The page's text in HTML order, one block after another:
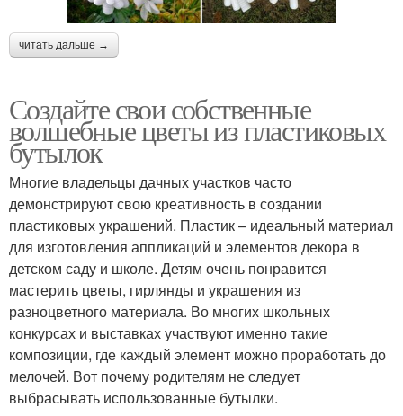
читать дальше →
Создайте свои собственные
волшебные цветы из пластиковых
бутылок
Многие владельцы дачных участков часто
демонстрируют свою креативность в создании
пластиковых украшений. Пластик – идеальный материал
для изготовления аппликаций и элементов декора в
детском саду и школе. Детям очень понравится
мастерить цветы, гирлянды и украшения из
разноцветного материала. Во многих школьных
конкурсах и выставках участвуют именно такие
композиции, где каждый элемент можно проработать до
мелочей. Вот почему родителям не следует
выбрасывать использованные бутылки.